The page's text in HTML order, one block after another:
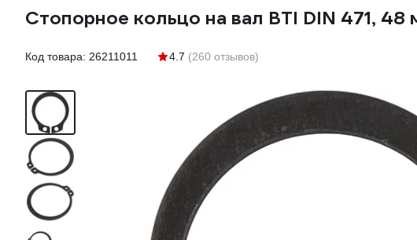
Стопорное кольцо на вал BTI DIN 471,
Код товара: 26211011 4.7 (260 отзывов)